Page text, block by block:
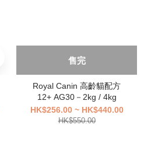
售完
Royal Canin 高齡貓配方
12+ AG30－2kg / 4kg
HK$256.00 ~ HK$440.00
HK$550.00